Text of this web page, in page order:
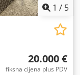
1 / 5
20.000 €
fiksna cijena plus PDV